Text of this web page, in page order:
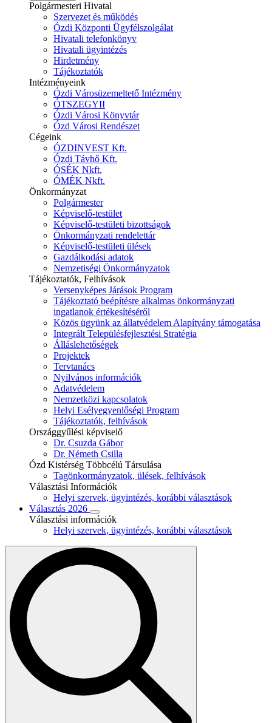
Polgármesteri Hivatal
Szervezet és működés
Ózdi Központi Ügyfélszolgálat
Hivatali telefonkönyv
Hivatali ügyintézés
Hirdetmény
Tájékoztatók
Intézményeink
Ózdi Városüzemeltető Intézmény
ÓTSZEGYII
Ózdi Városi Könyvtár
Ózd Városi Rendészet
Cégeink
ÓZDINVEST Kft.
Ózdi Távhő Kft.
ÓSÉK Nkft.
ÓMÉK Nkft.
Önkormányzat
Polgármester
Képviselő-testület
Képviselő-testületi bizottságok
Önkormányzati rendelettár
Képviselő-testületi ülések
Gazdálkodási adatok
Nemzetiségi Önkormányzatok
Tájékoztatók, Felhívások
Versenyképes Járások Program
Tájékoztató beépítésre alkalmas önkormányzati
ingatlanok értékesítéséről
Közös ügyünk az állatvédelem Alapítvány támogatása
Integrált Településfejlesztési Stratégia
Álláslehetőségek
Projektek
Tervtanács
Nyilvános információk
Adatvédelem
Nemzetközi kapcsolatok
Helyi Esélyegyenlőségi Program
Tájékoztatók, felhívások
Országgyűlési képviselő
Dr. Csuzda Gábor
Dr. Németh Csilla
Ózd Kistérség Többcélú Társulása
Tagönkormányzatok, ülések, felhívások
Választási Információk
Helyi szervek, ügyintézés, korábbi választások
Választás 2026
Választási információk
Helyi szervek, ügyintézés, korábbi választások